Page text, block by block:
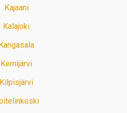
Kajaani
Kalajoki
Kemijärvi
Kilpisjärvi